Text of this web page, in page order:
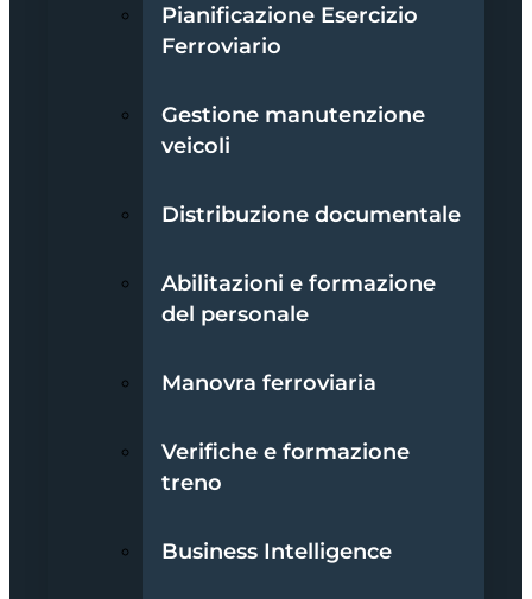
Pianificazione Esercizio
Ferroviario
Gestione manutenzione
veicoli
Distribuzione documentale
Abilitazioni e formazione
del personale
Manovra ferroviaria
Verifiche e formazione
treno
Business Intelligence